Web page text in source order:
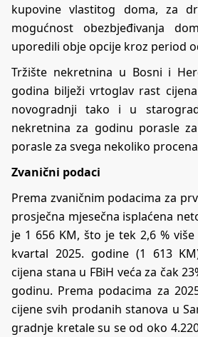
kupovine vlastitog doma, za
mogućnost obezbjeđivanja
uporedili obje opcije kroz period
Tržište nekretnina u Bosni i
godina bilježi vrtoglav rast
novogradnji tako i u
nekretnina za godinu porasle
porasle za svega nekoliko
Zvanični podaci
Prema zvaničnim podacima za
prosječna mjesečna isplaćena
je 1 656 KM, što je tek 2,6 %
kvartal 2025. godine (1 613
cijena stana u FBiH veća za čak
godinu. Prema podacima za
cijene svih prodanih stanova u
gradnje kretale su se od oko